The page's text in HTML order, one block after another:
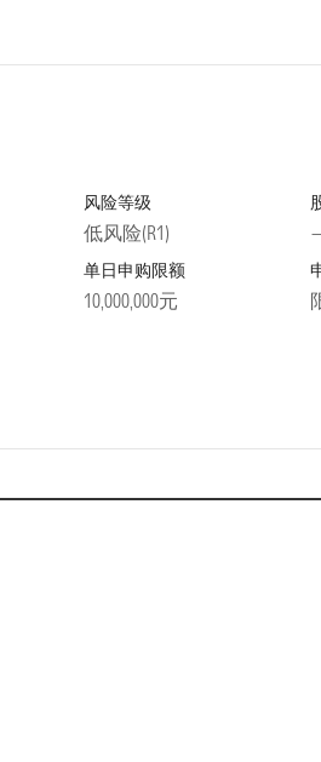
风险等级
低风险(R1)
单日申购限额
10,000,000元